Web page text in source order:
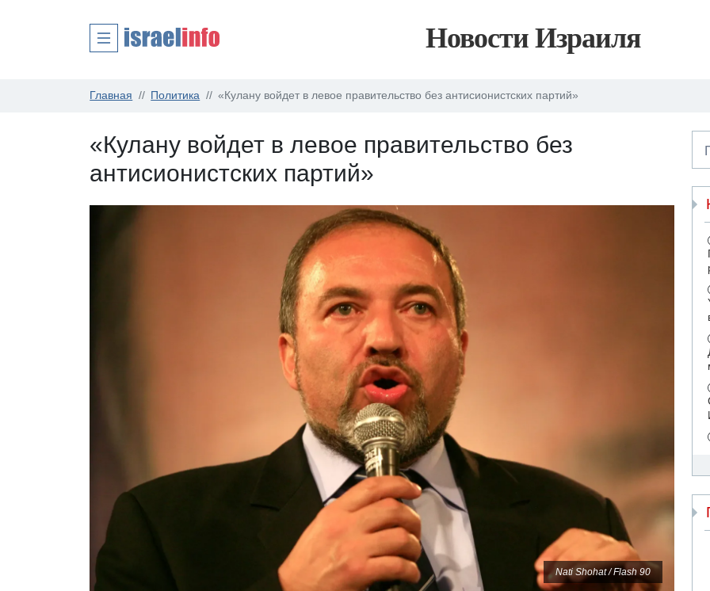
Новости Израиля
Главная Политика «Кулану войдет в левое правительство без антисионистских партий»
«Кулану войдет в левое правительство без
антисионистских партий»
Nati Shohat / Flash 90